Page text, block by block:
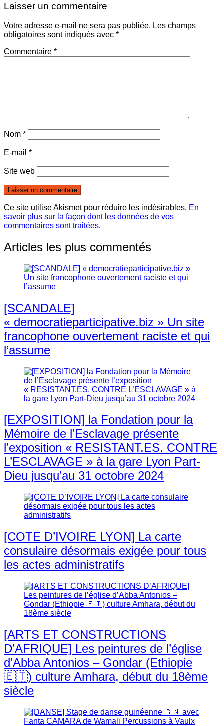
Laisser un commentaire
Votre adresse e-mail ne sera pas publiée. Les champs
obligatoires sont indiqués avec *
Commentaire *
Nom *
E-mail *
Site web
Ce site utilise Akismet pour réduire les indésirables. En
savoir plus sur la façon dont les données de vos
commentaires sont traitées.
Articles les plus commentés
[SCANDALE]
« democratieparticipative.biz » Un site
francophone ouvertement raciste et qui
l’assume
[EXPOSITION] la Fondation pour la
Mémoire de l’Esclavage présente
l’exposition « RESISTANT.ES. CONTRE
L’ESCLAVAGE » à la gare Lyon Part-
Dieu jusqu’au 31 octobre 2024
[COTE D’IVOIRE LYON] La carte
consulaire désormais exigée pour tous
les actes administratifs
[ARTS ET CONSTRUCTIONS
D’AFRIQUE] Les peintures de l’église
d’Abba Antonios – Gondar (Ethiopie
🇪🇹) culture Amhara, début du 18ème
siècle